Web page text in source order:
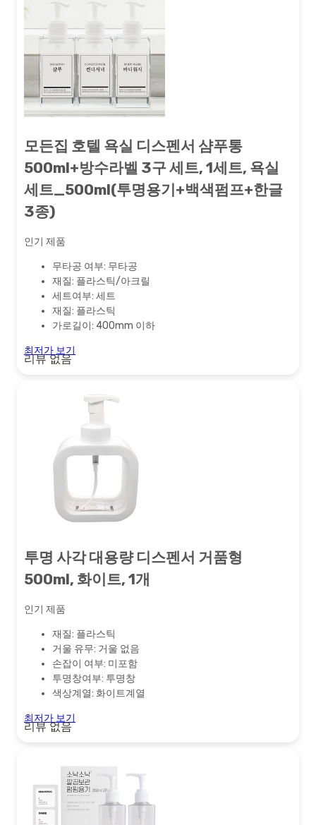
모든집 호텔 욕실 디스펜서 샴푸통
500ml+방수라벨 3구 세트, 1세트, 욕실
세트_500ml(투명용기+백색펌프+한글
3종)
인기 제품
무타공 여부: 무타공
재질: 플라스틱/아크릴
세트여부: 세트
재질: 플라스틱
가로길이: 400mm 이하
최저가 보기
리뷰 없음
투명 사각 대용량 디스펜서 거품형
500ml, 화이트, 1개
인기 제품
재질: 플라스틱
거울 유무: 거울 없음
손잡이 여부: 미포함
투명창여부: 투명창
색상계열: 화이트계열
최저가 보기
리뷰 없음